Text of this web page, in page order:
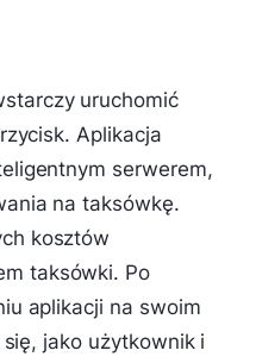
uruchomić
Aplikacja
serwerem,
na taksówkę.
kosztów
taksówki. Po
aplikacji na swoim
jako użytkownik i